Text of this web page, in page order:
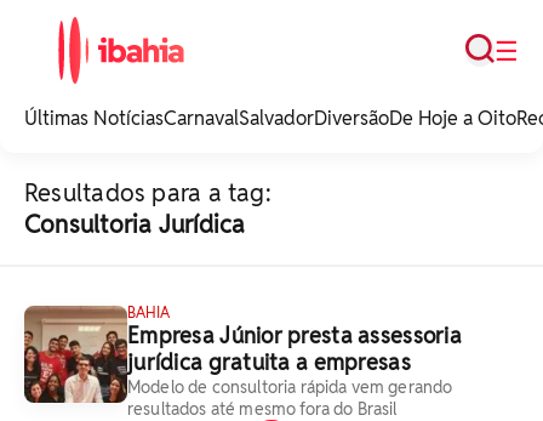
noticias e
☰
Busca
Últimas NotíciasCarnavalSalvadorDiversãoDe Hoje a Oito
Resultados para a tag:
Consultoria Jurídica
BAHIA
Empresa Júnior presta assessoria
jurídica gratuita a empresas
Modelo de consultoria rápida vem gerando
resultados até mesmo fora do Brasil